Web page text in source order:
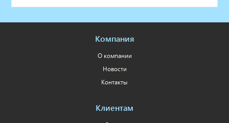
Компания
О компании
Новости
Контакты
Клиентам